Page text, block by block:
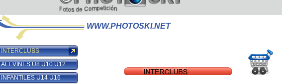
INTERCLUBS
ALEVINES U8 U10 U12
INFANTILES U14 U16
WWW.PHOTOSKI.NET